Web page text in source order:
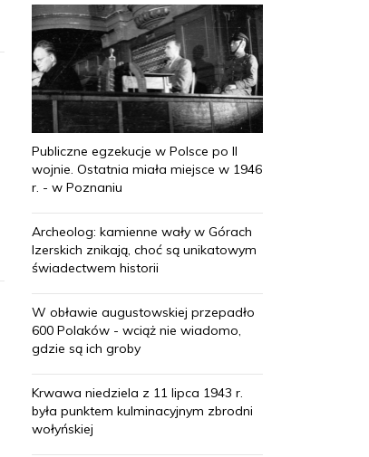
Publiczne egzekucje w Polsce po II
wojnie. Ostatnia miała miejsce w 1946
r. - w Poznaniu
Archeolog: kamienne wały w Górach
Izerskich znikają, choć są unikatowym
świadectwem historii
W obławie augustowskiej przepadło
600 Polaków - wciąż nie wiadomo,
gdzie są ich groby
Krwawa niedziela z 11 lipca 1943 r.
była punktem kulminacyjnym zbrodni
wołyńskiej